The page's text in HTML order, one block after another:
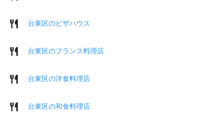
台東区のピザハウス
台東区のフランス料理店
台東区の洋食料理店
台東区の和食料理店